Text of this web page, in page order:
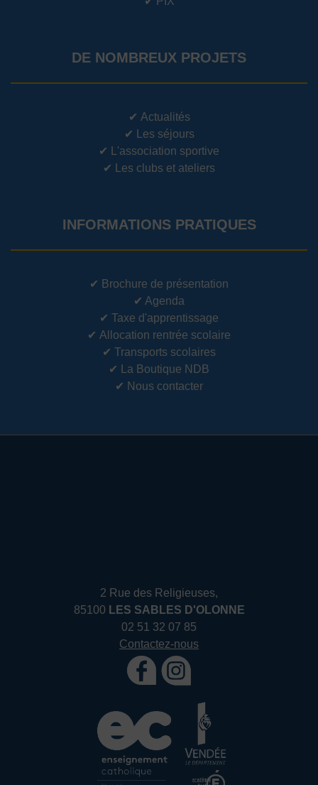
DE NOMBREUX PROJETS
✔ Actualités
✔
Les séjours
✔
L'association sportive
✔
Les clubs et ateliers
INFORMATIONS PRATIQUES
✔ Brochure de présentation
✔ Agenda
✔ Taxe d'apprentissage
✔ Allocation rentrée scolaire
✔ Transports scolaires
✔
La Boutique NDB
✔ Nous contacter
2 Rue des Religieuses,
85100 LES SABLES D'OLONNE
02 51 32 07 85
Contactez-nous